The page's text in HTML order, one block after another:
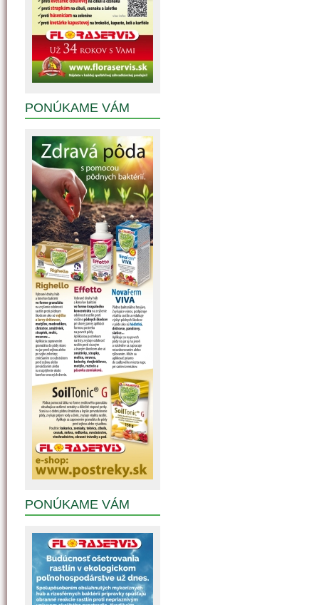
PONÚKAME VÁM
PONÚKAME VÁM